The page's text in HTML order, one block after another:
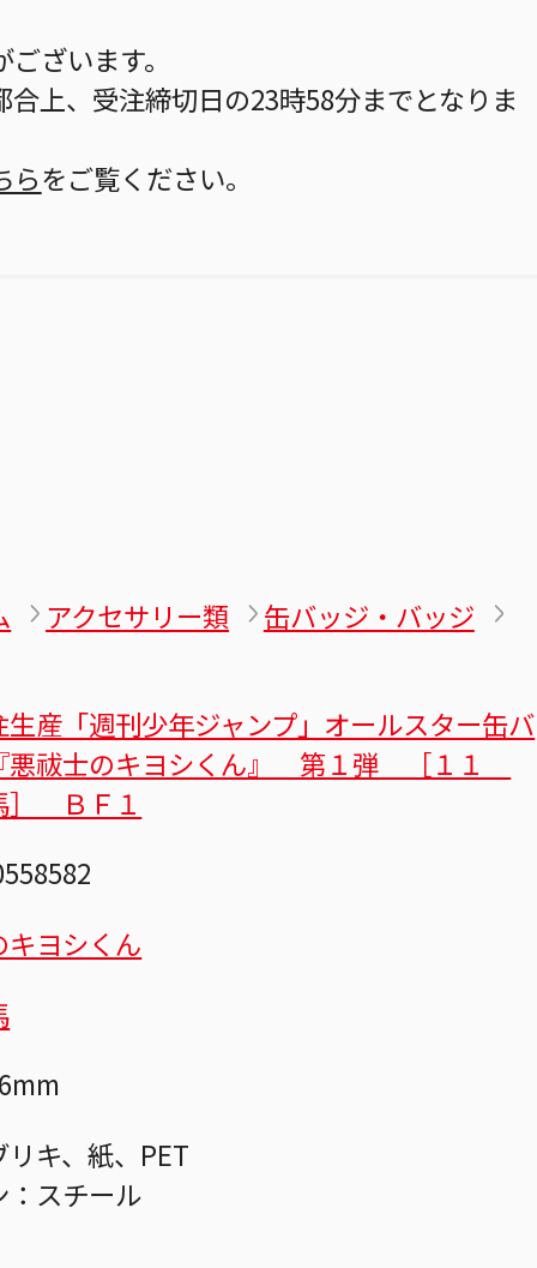
ざいます。
上、受注締切日の23時58分までとなりま
らをご覧ください。
アクセサリー類 缶バッジ・バッジ
生産「週刊少年ジャンプ」オールスター缶バ
祓士のキヨシくん』 第１弾 ［１１
］ ＢＦ１
キヨシくん
キ、紙、PET
：スチール